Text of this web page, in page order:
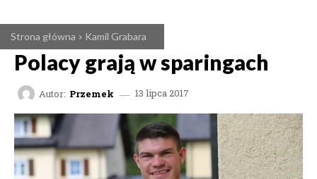
Strona główna Kamil Grabara
Polacy grają w sparingach
Autor: Przemek 13 lipca 2017